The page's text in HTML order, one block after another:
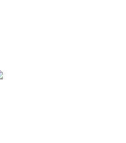
Владимир!